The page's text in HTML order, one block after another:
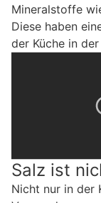
Mineralstoffe
Diese haben
der Küche in
Salz ist
Nicht nur in der